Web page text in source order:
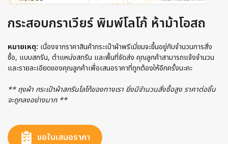
กระสอบกราเวียร์ พิมพ์โลโก้ ห้าม้าโอสถ
หมายเหตุ: เนื่องจากราคาสินค้ากระเป๋าผ้าพรีเมี่ยมจะขึ้นอยู่กับจำนวนการสั่ง
ซื้อ, แบบสกรีน, ตำแหน่งสกรีน และพื้นที่จัดส่ง คุณลูกค้าสามารถแจ้งจำนวน
และรายละเอียดของคุณลูกค้าเพื่อเสนอราคาที่ถูกต้องให้อีกครั้งนะคะ
** ถุงผ้า กระเป๋าผ้าสกรีนโลโก้ของทางเรา ยิ่งมีจำนวนสั่งซื้อสูง ราคาต่อชิ้น
จะถูกลงอย่างมาก **
ขอใบเสนอราคา